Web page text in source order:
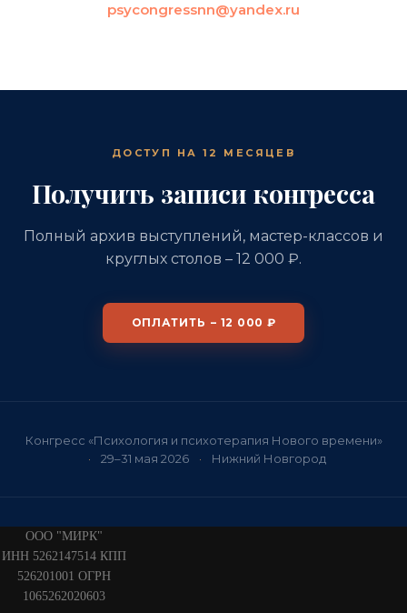
psycongressnn@yandex.ru
ДОСТУП НА 12 МЕСЯЦЕВ
Получить записи конгресса
Полный архив выступлений, мастер-классов и
круглых столов – 12 000 ₽.
ОПЛАТИТЬ – 12 000 ₽
Конгресс «Психология и психотерапия Нового времени»
·
29–31 мая 2026 · Нижний Новгород
ООО "МИРК"
ИНН 5262147514 КПП
526201001 ОГРН
1065262020603